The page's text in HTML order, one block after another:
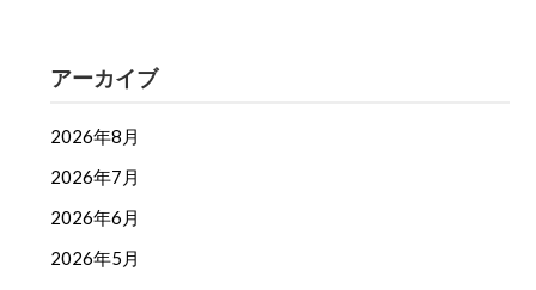
アーカイブ
2026年8月
2026年7月
2026年6月
2026年5月